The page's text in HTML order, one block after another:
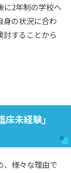
に2年制の学校へ
身の状況に合わ
することから
未経験」
、様々な理由で